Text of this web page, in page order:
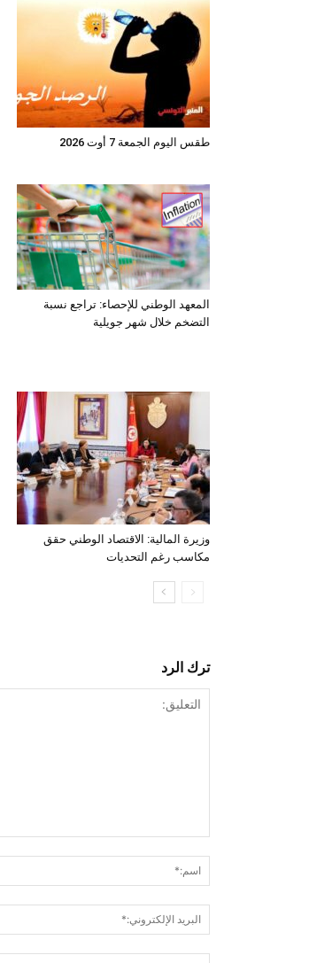
طقس اليوم الجمعة 7 أوت 2026
المعهد الوطني للإحصاء: تراجع نسبة
التضخم خلال شهر جويلية
وزيرة المالية: الاقتصاد الوطني حقق
مكاسب رغم التحديات
ترك الرد